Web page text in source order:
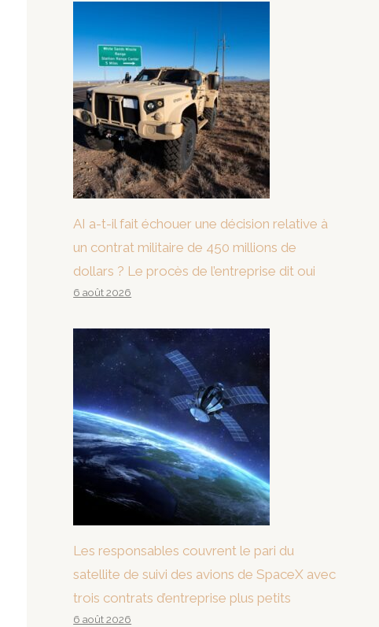
AI a-t-il fait échouer une décision relative à
un contrat militaire de 450 millions de
dollars ? Le procès de l’entreprise dit oui
6 août 2026
Les responsables couvrent le pari du
satellite de suivi des avions de SpaceX avec
trois contrats d’entreprise plus petits
6 août 2026